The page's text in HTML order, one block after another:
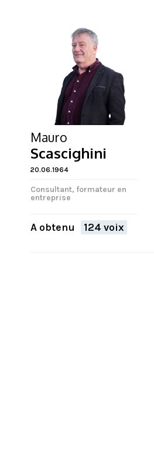
Mauro
Scascighini
20.06.1964
Consultant, formateur en
entreprise
A obtenu 124 voix